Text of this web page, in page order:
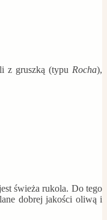
z gruszką (typu Rocha),
świeża rukola. Do tego
dobrej jakości oliwą i